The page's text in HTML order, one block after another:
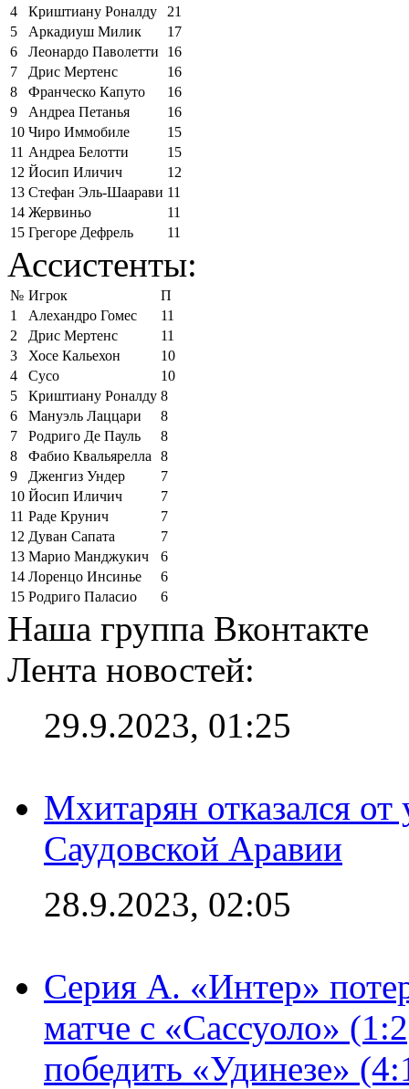
4
Криштиану Роналду
21
5
Аркадиуш Милик
17
6
Леонардо Паволетти
16
7
Дрис Мертенс
16
8
Франческо Капуто
16
9
Андреа Петанья
16
10 Чиро Иммобиле
15
11 Андреа Белотти
15
12 Йосип Иличич
12
13 Стефан Эль-Шаарави 11
14 Жервиньо
11
15 Грегоре Дефрель 11
Ассистенты:
№ Игрок
П
1
Алехандро Гомес
11
2
Дрис Мертенс
11
3
Хосе Кальехон
10
4
Сусо
10
5
Криштиану Роналду 8
6
Мануэль Лаццари
8
7
Родриго Де Пауль
8
8
Фабио Квальярелла
8
9
Дженгиз Ундер
7
10 Йосип Иличич
7
11 Раде Крунич
7
12 Дуван Сапата
7
13 Марио Манджукич
6
14 Лоренцо Инсинье
6
15 Родриго Паласио 6
Наша группа Вконтакте
Лента новостей:
29.9.2023, 01:25
Мхитарян отказался от
Саудовской Аравии
28.9.2023, 02:05
Серия А. «Интер»
матче с «Сассуоло»
победить «Удинезе»